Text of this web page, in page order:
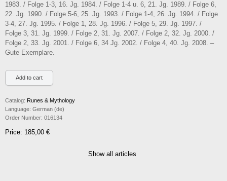
1983. / Folge 1-3, 16. Jg. 1984. / Folge 1-4 u. 6, 21. Jg. 1989. / Folge 6,
22. Jg. 1990. / Folge 5-6, 25. Jg. 1993. / Folge 1-4, 26. Jg. 1994. / Folge
3-4, 27. Jg. 1995. / Folge 1, 28. Jg. 1996. / Folge 5, 29. Jg. 1997. /
Folge 3, 31. Jg. 1999. / Folge 2, 31. Jg. 2007. / Folge 2, 32. Jg. 2000. /
Folge 2, 33. Jg. 2001. / Folge 6, 34 Jg. 2002. / Folge 4, 40. Jg. 2008. –
Gute Exemplare.
Catalog: Runes & Mythology
Language: German (de)
Order Number: 016134
Price: 185,00 €
Show all articles